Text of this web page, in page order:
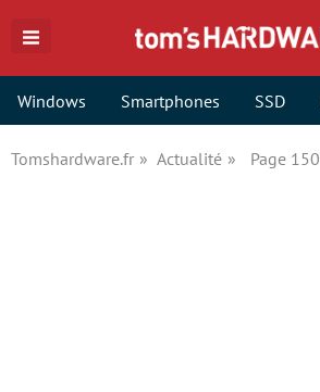
Windows Smartphones SSD
Tomshardware.fr Actualité Page 150